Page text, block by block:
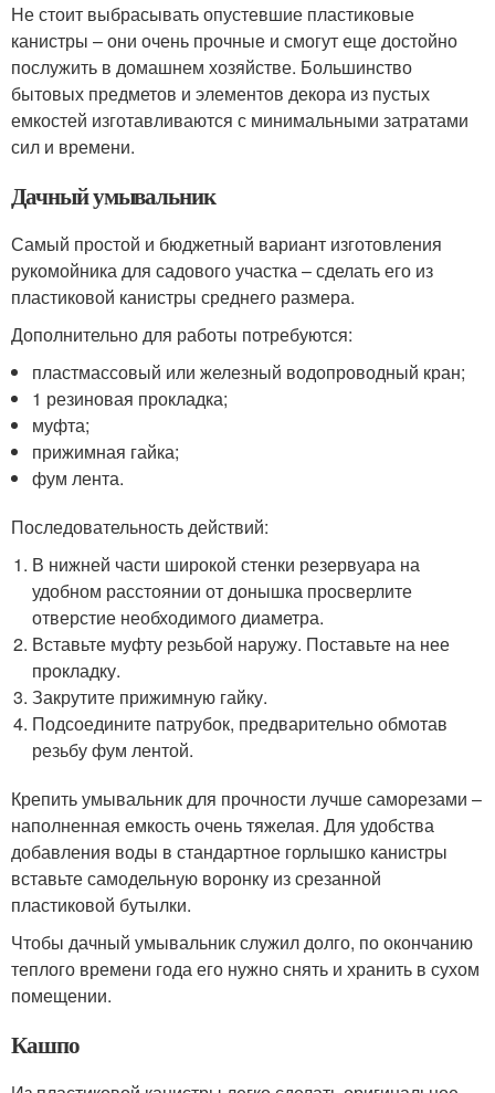
Не стоит выбрасывать опустевшие пластиковые
канистры – они очень прочные и смогут еще достойно
послужить в домашнем хозяйстве. Большинство
бытовых предметов и элементов декора из пустых
емкостей изготавливаются с минимальными затратами
сил и времени.
Дачный умывальник
Самый простой и бюджетный вариант изготовления
рукомойника для садового участка – сделать его из
пластиковой канистры среднего размера.
Дополнительно для работы потребуются:
пластмассовый или железный водопроводный кран;
1 резиновая прокладка;
муфта;
прижимная гайка;
фум лента.
Последовательность действий:
В нижней части широкой стенки резервуара на
удобном расстоянии от донышка просверлите
отверстие необходимого диаметра.
Вставьте муфту резьбой наружу. Поставьте на нее
прокладку.
Закрутите прижимную гайку.
Подсоедините патрубок, предварительно обмотав
резьбу фум лентой.
Крепить умывальник для прочности лучше саморезами –
наполненная емкость очень тяжелая. Для удобства
добавления воды в стандартное горлышко канистры
вставьте самодельную воронку из срезанной
пластиковой бутылки.
Чтобы дачный умывальник служил долго, по окончанию
теплого времени года его нужно снять и хранить в сухом
помещении.
Кашпо